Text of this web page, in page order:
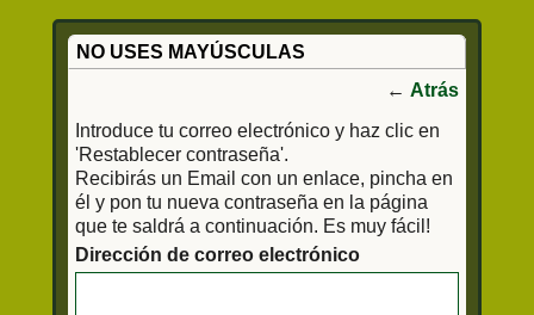
NO USES MAYÚSCULAS
← Atrás
Introduce tu correo electrónico y haz clic en
'Restablecer contraseña'.
Recibirás un Email con un enlace, pincha en
él y pon tu nueva contraseña en la página
que te saldrá a continuación. Es muy fácil!
Dirección de correo electrónico